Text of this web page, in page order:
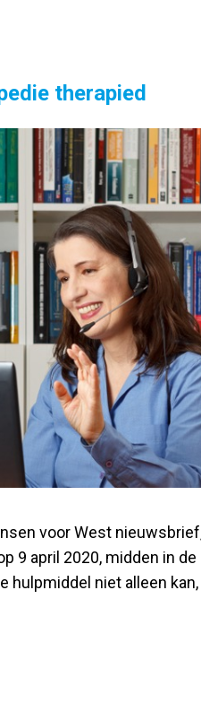
therapied
voor West
9 april 2020, midden in
hulpmiddel niet alleen